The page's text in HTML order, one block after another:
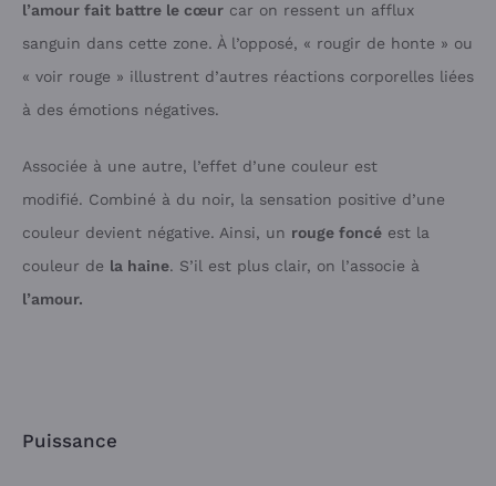
l’amour fait battre le cœur car on ressent un afflux
sanguin dans cette zone. À l’opposé, « rougir de honte » ou
« voir rouge » illustrent d’autres réactions corporelles liées
à des émotions négatives.
Associée à une autre, l’effet d’une couleur est
modifié. Combiné à du noir, la sensation positive d’une
couleur devient négative. Ainsi, un rouge foncé est la
couleur de la haine. S’il est plus clair, on l’associe à
l’amour.
Puissance